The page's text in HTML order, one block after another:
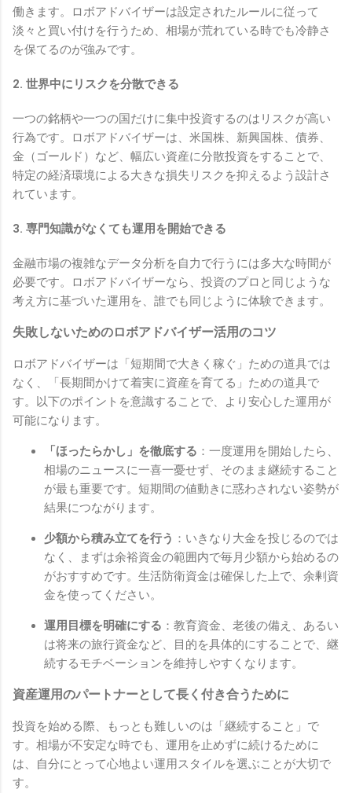
働きます。ロボアドバイザーは設定されたルールに従って
淡々と買い付けを行うため、相場が荒れている時でも冷静さ
を保てるのが強みです。
2. 世界中にリスクを分散できる
一つの銘柄や一つの国だけに集中投資するのはリスクが高い
行為です。ロボアドバイザーは、米国株、新興国株、債券、
金（ゴールド）など、幅広い資産に分散投資をすることで、
特定の経済環境による大きな損失リスクを抑えるよう設計さ
れています。
3. 専門知識がなくても運用を開始できる
金融市場の複雑なデータ分析を自力で行うには多大な時間が
必要です。ロボアドバイザーなら、投資のプロと同じような
考え方に基づいた運用を、誰でも同じように体験できます。
失敗しないためのロボアドバイザー活用のコツ
ロボアドバイザーは「短期間で大きく稼ぐ」ための道具では
なく、「長期間かけて着実に資産を育てる」ための道具で
す。以下のポイントを意識することで、より安心した運用が
可能になります。
「ほったらかし」を徹底する ：一度運用を開始したら、
相場のニュースに一喜一憂せず、そのまま継続すること
が最も重要です。短期間の値動きに惑わされない姿勢が
結果につながります。
少額から積み立てを行う ：いきなり大金を投じるのでは
なく、まずは余裕資金の範囲内で毎月少額から始めるの
がおすすめです。生活防衛資金は確保した上で、余剰資
金を使ってください。
運用目標を明確にする ：教育資金、老後の備え、あるい
は将来の旅行資金など、目的を具体的にすることで、継
続するモチベーションを維持しやすくなります。
資産運用のパートナーとして長く付き合うために
投資を始める際、もっとも難しいのは「継続すること」で
す。相場が不安定な時でも、運用を止めずに続けるために
は、自分にとって心地よい運用スタイルを選ぶことが大切で
す。